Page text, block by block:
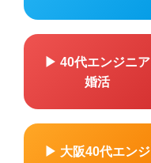
▶ 40代エンジニア
婚活
▶ 大阪40代エンジ